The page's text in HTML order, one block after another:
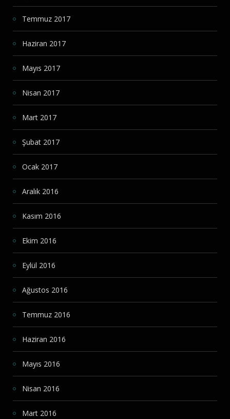
Temmuz 2017
Haziran 2017
Mayıs 2017
Nisan 2017
Mart 2017
Şubat 2017
Ocak 2017
Aralık 2016
Kasım 2016
Ekim 2016
Eylül 2016
Ağustos 2016
Temmuz 2016
Haziran 2016
Mayıs 2016
Nisan 2016
Mart 2016